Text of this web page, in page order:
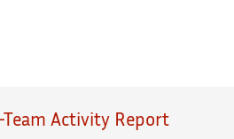
Team Activity Report